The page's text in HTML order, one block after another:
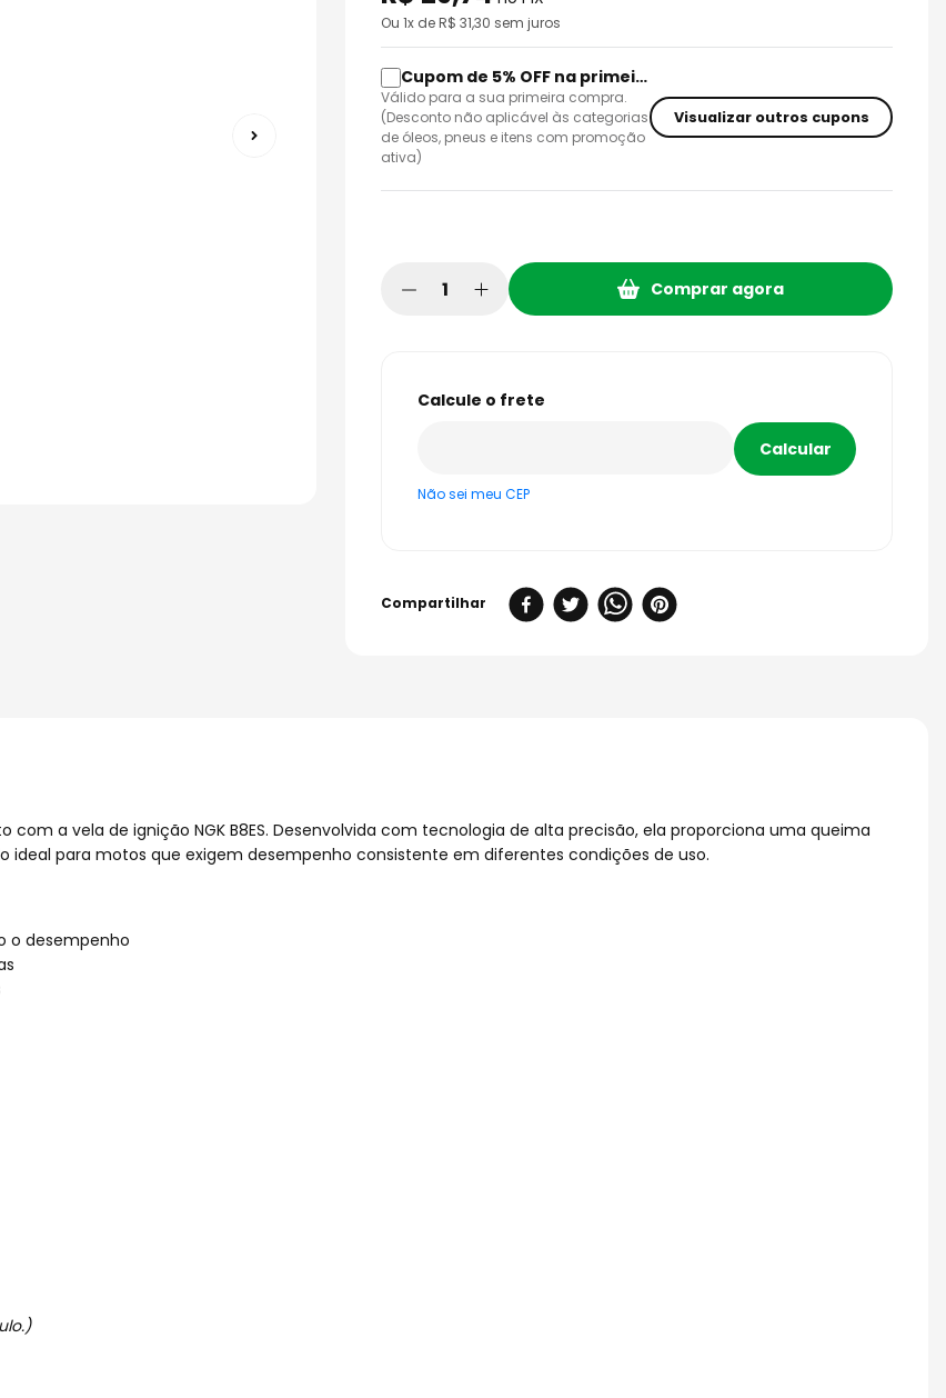
Ou1x de R$31,30 sem juros
Cupom de 5% OFF na primeira compra
Válido para a sua primeira compra.
(Desconto não aplicável às categorias
de óleos, pneus e itens com promoção
ativa)
Visualizar outros cupons
Comprar agora
Não sei meu CEP
a vela de ignição NGK B8ES. Desenvolvida com tecnologia de alta precisão, ela proporciona uma queima
para motos que exigem desempenho consistente em diferentes condições de uso.
o desempenho